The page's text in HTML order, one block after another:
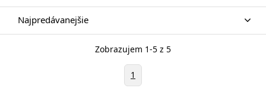
Najpredávanejšie
Zobrazujem 1-5 z 5
1